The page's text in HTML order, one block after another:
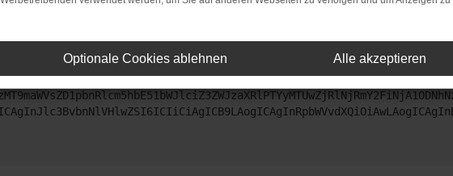
bitte. Wir werden versuchen, das Problem zu beheben. Du kannst uns
Optionale Cookies ablehnen Alle akzeptieren